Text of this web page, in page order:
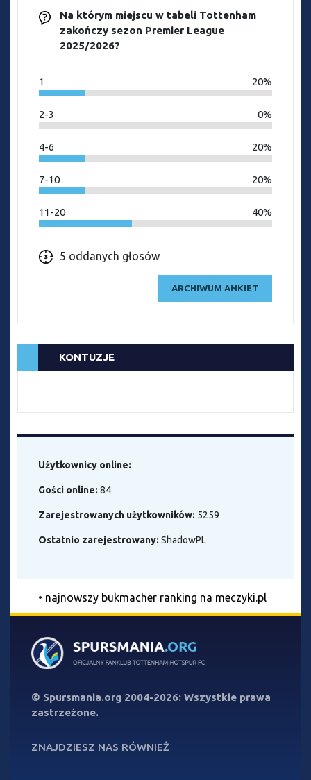
Na którym miejscu w tabeli Tottenham
zakończy sezon Premier League
2025/2026?
1 20%
2-3 0%
4-6 20%
7-10 20%
11-20 40%
5 oddanych głosów
ARCHIWUM ANKIET
KONTUZJE
Użytkownicy online:
Gości online: 84
Zarejestrowanych użytkowników: 5259
Ostatnio zarejestrowany: ShadowPL
• najnowszy bukmacher ranking na meczyki.pl
© Spursmania.org 2004-2026: Wszystkie prawa
zastrzeżone.
ZNAJDZIESZ NAS RÓWNIEŻ